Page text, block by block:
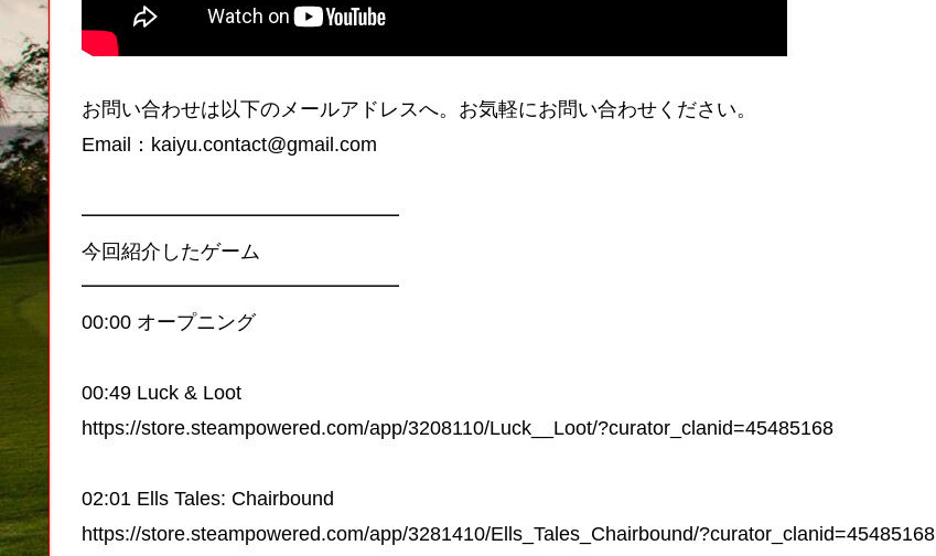
お問い合わせは以下のメールアドレスへ。お気軽にお問い合わせください。
Email：kaiyu.contact@gmail.com
━━━━━━━━━━━━━━━━
今回紹介したゲーム
━━━━━━━━━━━━━━━━
00:00 オープニング
00:49 Luck & Loot
https://store.steampowered.com/app/3208110/Luck__Loot/?curator_clanid=45485168
02:01 Ells Tales: Chairbound
https://store.steampowered.com/app/3281410/Ells_Tales_Chairbound/?curator_clanid=45485168